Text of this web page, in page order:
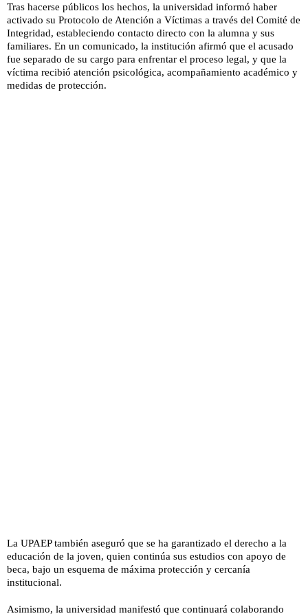
Tras hacerse públicos los hechos, la universidad informó haber
activado su Protocolo de Atención a Víctimas a través del Comité de
Integridad, estableciendo contacto directo con la alumna y sus
familiares. En un comunicado, la institución afirmó que el acusado
fue separado de su cargo para enfrentar el proceso legal, y que la
víctima recibió atención psicológica, acompañamiento académico y
medidas de protección.
La UPAEP también aseguró que se ha garantizado el derecho a la
educación de la joven, quien continúa sus estudios con apoyo de
beca, bajo un esquema de máxima protección y cercanía
institucional.
Asimismo, la universidad manifestó que continuará colaborando